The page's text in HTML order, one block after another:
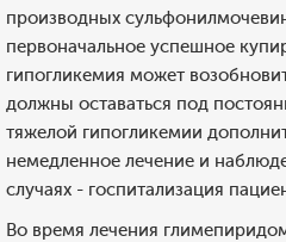
производных
первоначальное успешное
гипогликемия может
должны оставаться под
тяжелой гипогликемии
немедленное лечение и
случаях - госпитализация
Во время лечения